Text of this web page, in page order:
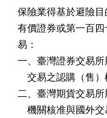
保險業得基於避險
有價證券或第一百
易：
一、臺灣證券交易
交易之認購（售）
二、臺灣期貨交易
機關核准與國外